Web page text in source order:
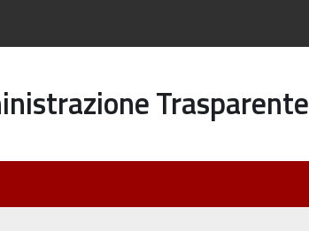
Trasparente